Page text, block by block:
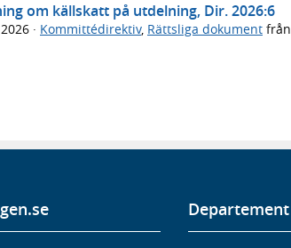
om källskatt på utdelning, Dir. 2026:6
· Kommittédirektiv, Rättsliga dokument från
Departement